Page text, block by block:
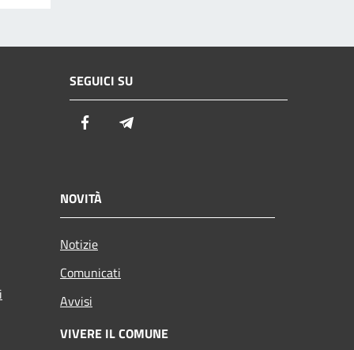
SEGUICI SU
Facebook
NOVITÀ
Notizie
Comunicati
Avvisi
VIVERE IL COMUNE